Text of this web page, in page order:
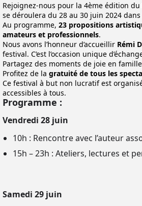
Rejoignez-nous pour la 4ème édition
se déroulera du 28 au 30 juin 2024
Au programme, 23 propositions
amateurs et professionnels.
Nous avons l’honneur d’accueillir Rémi
festival. C’est l’occasion unique
Partagez des moments de joie en
Profitez de la gratuité de tous les
Ce festival à but non lucratif est
accessibles à tous.
Programme :
Vendredi 28 juin
10h : Rencontre avec l’auteur
15h – 23h : Ateliers, lectures et
Samedi 29 juin